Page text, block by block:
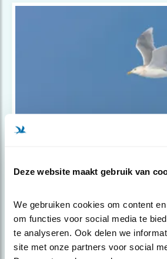
Deze website maakt gebruik van
We gebruiken cookies om content
om functies voor social media te
te analyseren. Ook delen we
site met onze partners voor social
De pier van IJmuiden
Populair